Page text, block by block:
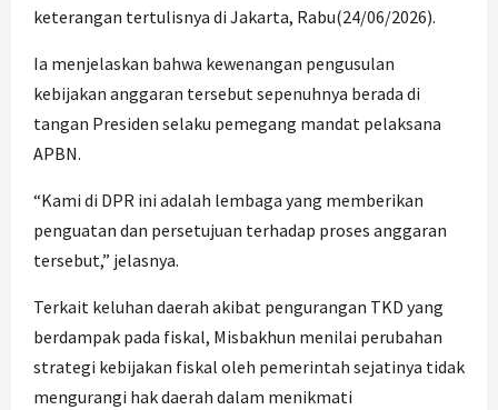
keterangan tertulisnya di Jakarta, Rabu(24/06/2026).
Ia menjelaskan bahwa kewenangan pengusulan
kebijakan anggaran tersebut sepenuhnya berada di
tangan Presiden selaku pemegang mandat pelaksana
APBN.
“Kami di DPR ini adalah lembaga yang memberikan
penguatan dan persetujuan terhadap proses anggaran
tersebut,” jelasnya.
Terkait keluhan daerah akibat pengurangan TKD yang
berdampak pada fiskal, Misbakhun menilai perubahan
strategi kebijakan fiskal oleh pemerintah sejatinya tidak
mengurangi hak daerah dalam menikmati